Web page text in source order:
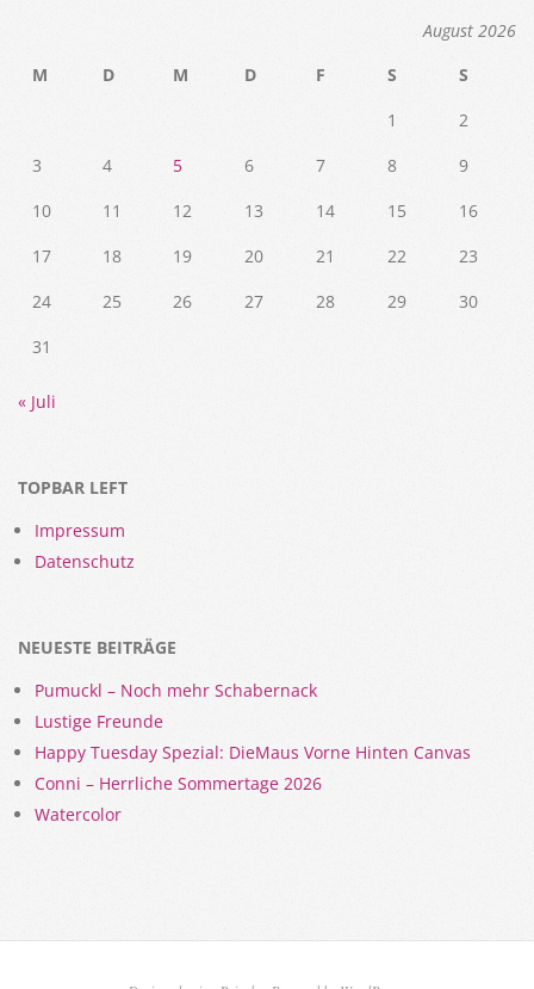
August 2026
M
D M D F S
S
1
2
3
4 5 6 7 8
9
10
11 12 13 14 15
16
17
18 19 20 21 22
23
24
25 26 27 28 29
30
31
« Juli
TOPBAR LEFT
Impressum
Datenschutz
NEUESTE BEITRÄGE
Pumuckl – Noch mehr Schabernack
Lustige Freunde
Happy Tuesday Spezial: DieMaus Vorne Hinten Canvas
Conni – Herrliche Sommertage 2026
Watercolor